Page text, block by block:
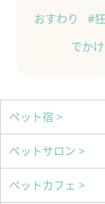
おすわり
#
でかけ
ペット宿 >
ペットサロン >
ペットカフェ >